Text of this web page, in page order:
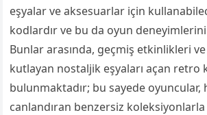
eşyalar ve aksesuarlar için
kodlardır ve bu da oyun
Bunlar arasında, geçmiş etkinlikleri
kutlayan nostaljik eşyaları açan retro
bulunmaktadır; bu sayede oyuncular,
canlandıran benzersiz koleksiyonlarla